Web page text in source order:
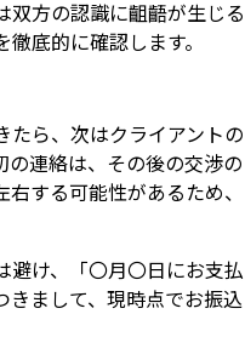
双方の認識に齟齬が生じる
底的に確認します。
たら、次はクライアントの
連絡は、その後の交渉の
する可能性があるため、
避け、「〇月〇日にお支払
きまして、現時点でお振込